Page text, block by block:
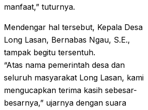
manfaat,” tuturnya.
Mendengar hal tersebut, Kepala Desa
Long Lasan, Bernabas Ngau, S.E.,
tampak begitu tersentuh.
“Atas nama pemerintah desa dan
seluruh masyarakat Long Lasan, kami
mengucapkan terima kasih sebesar-
besarnya,” ujarnya dengan suara